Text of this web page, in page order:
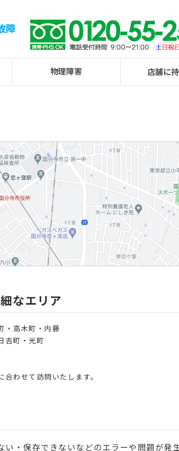
なエリア
・高木町・内藤
吉町・光町
わせて訪問いたします。
・保存できないなどのエラーや問題が発